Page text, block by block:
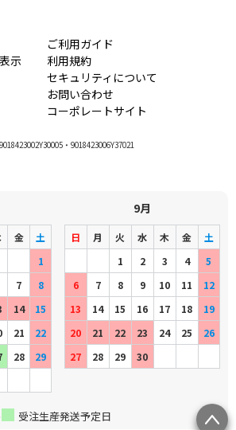
ご利用ガイド
示
利用規約
セキュリティについて
お問い合わせ
コーポレートサイト
・9018423006Y37021
金
土
1
7
8
14
15
21
22
28
29
9月
日 月 火 水 木 金
土
1
2 3 4
5
6
7 8 9 10 11
12
13
14 15 16 17 18
19
20
21 22 23 24 25
26
27
28 29 30
受注生産発送予定日